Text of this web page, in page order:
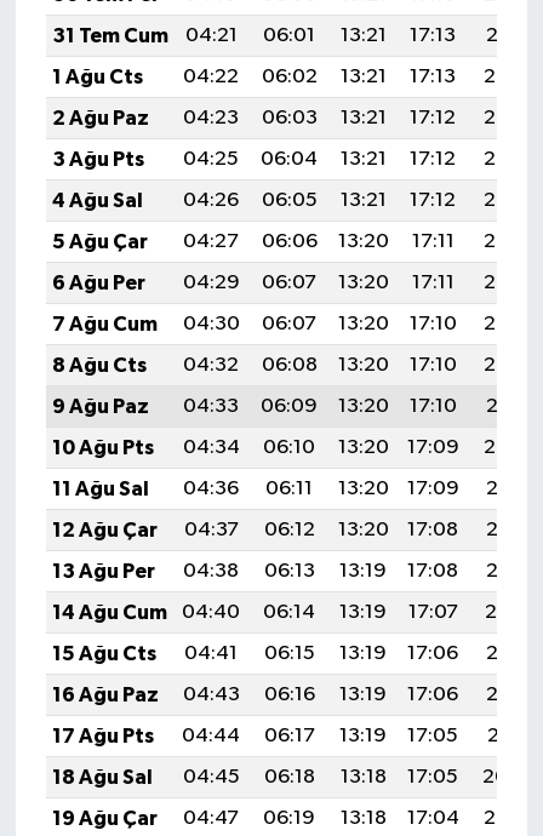
31 Tem Cum
04:21 06:01 13:21 17:13
20:31
1 Ağu Cts
04:22 06:02 13:21 17:13
20:30
2 Ağu Paz
04:23 06:03 13:21 17:12
20:29
3 Ağu Pts
04:25 06:04 13:21 17:12
20:28
4 Ağu Sal
04:26 06:05 13:21 17:12
20:26
5 Ağu Çar
04:27 06:06 13:20 17:11
20:25
6 Ağu Per
04:29 06:07 13:20 17:11
20:24
7 Ağu Cum
04:30 06:07 13:20 17:10
20:23
8 Ağu Cts
04:32 06:08 13:20 17:10
20:22
9 Ağu Paz
04:33 06:09 13:20 17:10
20:21
10 Ağu Pts
04:34 06:10 13:20 17:09
20:20
11 Ağu Sal
04:36 06:11 13:20 17:09
20:18
12 Ağu Çar
04:37 06:12 13:20 17:08
20:17
13 Ağu Per
04:38 06:13 13:19 17:08
20:16
14 Ağu Cum
04:40 06:14 13:19 17:07
20:14
15 Ağu Cts
04:41 06:15 13:19 17:06
20:13
16 Ağu Paz
04:43 06:16 13:19 17:06
20:12
17 Ağu Pts
04:44 06:17 13:19 17:05
20:11
18 Ağu Sal
04:45 06:18 13:18 17:05
20:09
19 Ağu Çar
04:47 06:19 13:18 17:04
20:08